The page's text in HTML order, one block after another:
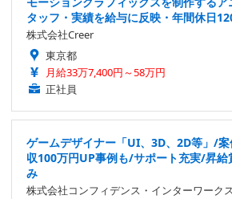
タッフ・実績を給与に反映・年間休日
株式会社Creer
東京都
月給33万7,400円～58万円
正社員
ゲームデザイナー「UI、3D、2D等」/
収100万円UP事例も/サポート充実/昇
み
株式会社コンフィデンス・インターワーク